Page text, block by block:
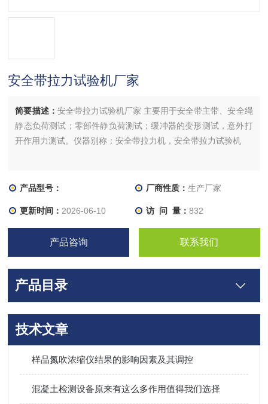
安全带拉力试验机厂家
简要描述： 安全带拉力试验机厂家 主要用于安全带主带、安全绳
静态负荷测试；零部件静负荷测试；缓冲器的变形测试，意外打
开作用力测试。仪器别称：安全带拉力机，安全带拉力试验机
产品型号： 厂商性质： 生产厂家
更新时间： 2026-06-10 访 问 量： 832
产品咨询 联系我们
产品目录
技术文章
样品氮吹浓缩仪结果的影响因素及其调控
混凝土检测设备原来有这么多作用值得我们选择